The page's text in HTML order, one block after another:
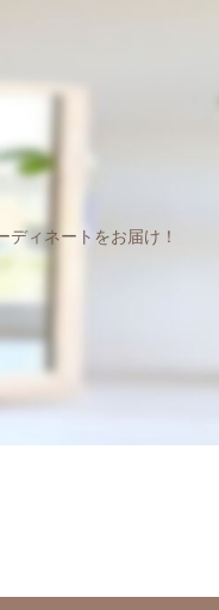
ィネートをお届け！